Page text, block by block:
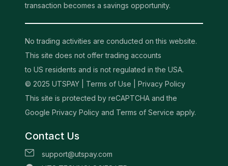
transaction becomes a savings opportunity.
No trading activities are conducted on this website.
This site does not offer trading accounts
to US residents and is not regulated in the USA.
© 2025 UTSPAY | Terms of Use
Privacy Policy
This site is protected by reCAPTCHA and the
Google Privacy Policy and Terms of Service apply.
Contact Us
support@utspay.com